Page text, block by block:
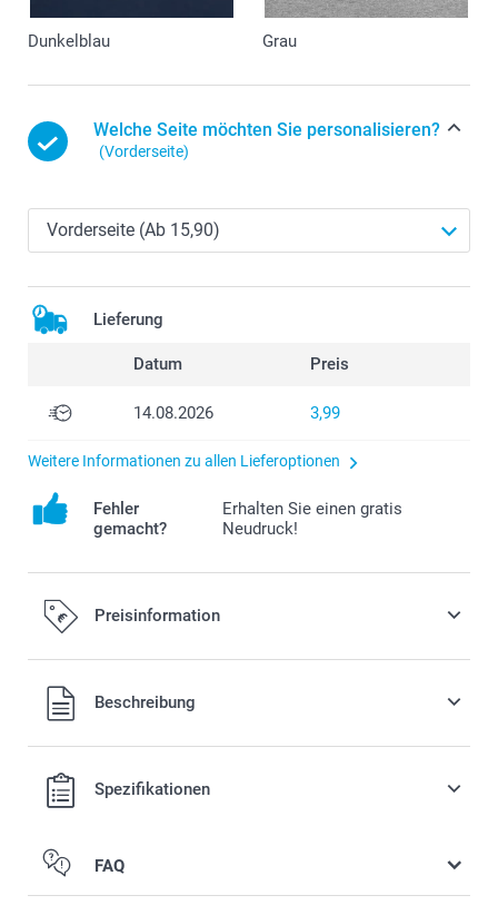
Dunkelblau Grau
Welche Seite möchten Sie personalisieren?
(Vorderseite)
Lieferung
Datum Preis
14.08.2026 3,99
Weitere Informationen zu allen Lieferoptionen
Fehler
gemacht?
Erhalten Sie einen gratis
Neudruck!
Preisinformation
Alle Preise verstehen sich in EURO (€) inkl. MwSt. und zzgl.
Versandkosten.Beschreibung
Spezifikationen
FAQ